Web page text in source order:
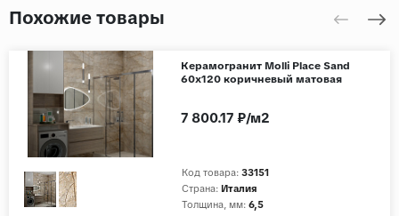
Похожие товары
Керамогранит Molli Place Sand
60x120 коричневый матовая
Код товара: 33151
Страна: Италия
Толщина, мм: 6,5
7 800.17 ₽/м2